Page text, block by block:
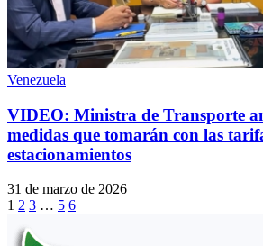
Venezuela
VIDEO: Ministra de Transporte
medidas que tomarán con las
estacionamientos
31 de marzo de 2026
1 2 3 … 5 6